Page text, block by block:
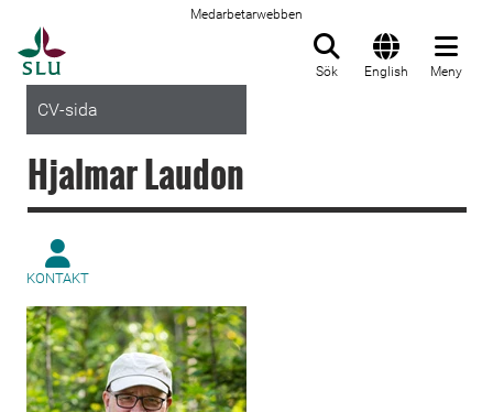
Medarbetarwebben
Sök English Meny
CV-sida
Hjalmar Laudon
KONTAKT